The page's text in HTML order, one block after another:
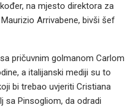
na mjesto direktora za
Arrivabene, bivši šef
pričuvnim golmanom Carlom
a italijanski mediji su to
bi trebao uvjeriti Cristiana
sa Pinsogliom, da odradi